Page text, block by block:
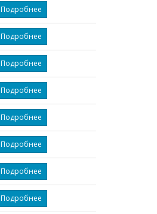
Подробнее
Подробнее
Подробнее
Подробнее
Подробнее
Подробнее
Подробнее
Подробнее